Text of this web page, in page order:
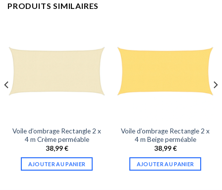
PRODUITS SIMILAIRES
Voile d’ombrage Rectangle 2 x
4 m Crème perméable
38,99€
AJOUTER AU PANIER
Voile d’ombrage Rectangle 2 x
4 m Beige perméable
38,99€
AJOUTER AU PANIER